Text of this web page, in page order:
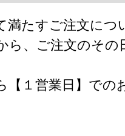
たすご注文につ
ら、ご注文のそ
【１営業日】での